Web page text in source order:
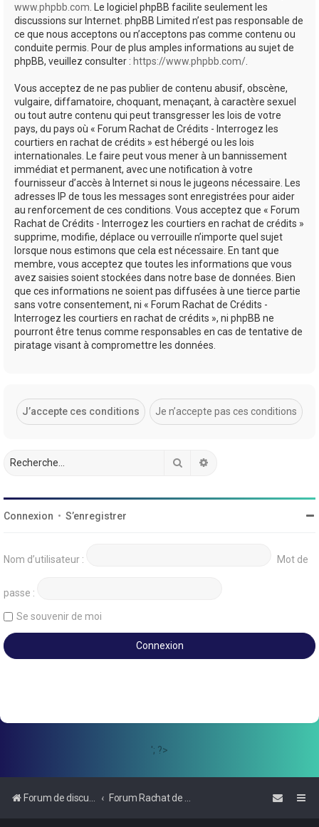
www.phpbb.com . Le logiciel phpBB facilite seulement les
discussions sur Internet. phpBB Limited n’est pas responsable de
ce que nous acceptons ou n’acceptons pas comme contenu ou
conduite permis. Pour de plus amples informations au sujet de
phpBB, veuillez consulter : https://www.phpbb.com/
Vous acceptez de ne pas publier de contenu abusif, obscène,
vulgaire, diffamatoire, choquant, menaçant, à caractère sexuel
ou tout autre contenu qui peut transgresser les lois de votre
pays, du pays où « Forum Rachat de Crédits - Interrogez les
courtiers en rachat de crédits » est hébergé ou les lois
internationales. Le faire peut vous mener à un bannissement
immédiat et permanent, avec une notification à votre
fournisseur d’accès à Internet si nous le jugeons nécessaire. Les
adresses IP de tous les messages sont enregistrées pour aider
au renforcement de ces conditions. Vous acceptez que « Forum
Rachat de Crédits - Interrogez les courtiers en rachat de crédits »
supprime, modifie, déplace ou verrouille n’importe quel sujet
lorsque nous estimons que cela est nécessaire. En tant que
membre, vous acceptez que toutes les informations que vous
avez saisies soient stockées dans notre base de données. Bien
que ces informations ne soient pas diffusées à une tierce partie
sans votre consentement, ni « Forum Rachat de Crédits -
Interrogez les courtiers en rachat de crédits », ni phpBB ne
pourront être tenus comme responsables en cas de tentative de
piratage visant à compromettre les données.
Rechercher
Connexion • S’enregistrer
Nom d’utilisateur : Mot de
passe :
Se souvenir de moi
'; ?>
Forum de discussions sur le Regroupement de Crédits et le Rachat de Crédits